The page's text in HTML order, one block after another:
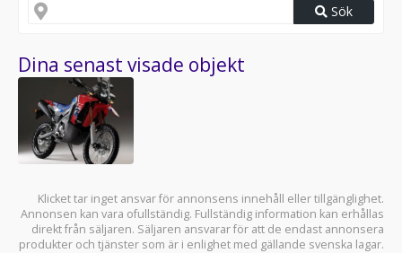
Sök
Dina senast visade objekt
Klicket tar inget ansvar för annonsens innehåll eller tillgänglighet.
Annonsen kan vara ofullständig. Fullständig information kan erhållas
direkt från säljaren. Säljaren ansvarar för att de endast annonsera
produkter och tjänster som är i enlighet med gällande svenska lagar.